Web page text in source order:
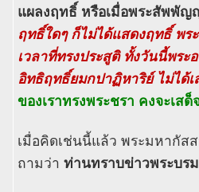
แผลงฤทธิ์ หรือเมื่อพระสัพพัญ
ฤทธิ์ใดๆ ก็ไม่ได้แสดงฤทธิ์ พร
เวลาที่ทรงประสูติ ทั้งวันนี้พระ
อิทธิฤทธิ์ยมกปาฏิหาริย์ ไม่ได้เ
ของเราทรงพระชรา คงจะเ
เมื่อคิดเช่นนี้แล้ว พระมหากัส
ถามว่า ท่านทราบข่าวพระบร